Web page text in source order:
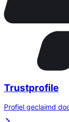
Trustprofile
Profiel geclaimd